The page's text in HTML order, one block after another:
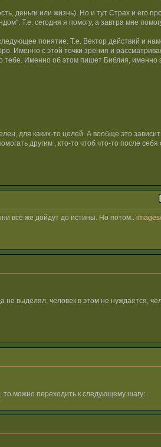
деньги или жизнь). Но и тут Страх и его
Т.е. сегодня я помогу, а завтра мне
понятие. Т.е. Вектор действий и
Именно с этой точки зрения и
Именно об этом пишет Библия,
для каких-то целей. А вообще это зависит
другим , кто-то чтоб что-то после
всё же дойдут до истины. Но потом..
выделял, человек в этом не нуждается,
то можно переходить к следующему шагу: